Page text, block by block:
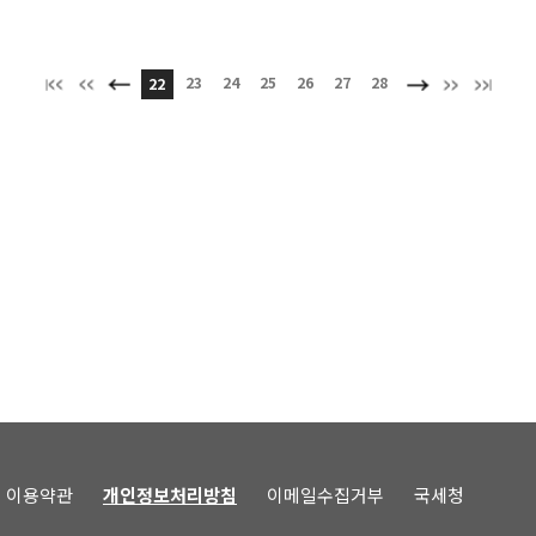
22 23 24 25 26 27 28
이용약관 개인정보처리방침 이메일수집거부 국세청